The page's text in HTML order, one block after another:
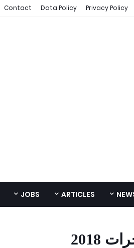
Privacy Policy
Data Policy
Contact
ARTICLES
JOBS